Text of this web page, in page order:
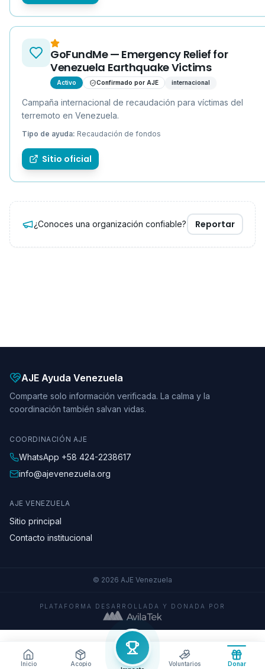
GoFundMe — Emergency Relief for
Venezuela Earthquake Victims
Activo Confirmado por AJE internacional
Campaña internacional de recaudación para víctimas del
terremoto en Venezuela.
Tipo de ayuda: Recaudación de fondos
Sitio oficial
¿Conoces una organización confiable? Reportar
Inicio
Acopio
Voluntarios Donar
AJE Ayuda Venezuela
Comparte solo información verificada. La calma y la
coordinación también salvan vidas.
COORDINACIÓN AJE
WhatsApp +58 424-2238617
info@ajevenezuela.org
AJE VENEZUELA
Sitio principal
Contacto institucional
© 2026 AJE Venezuela
PLATAFORMA DESARROLLADA Y DONADA POR